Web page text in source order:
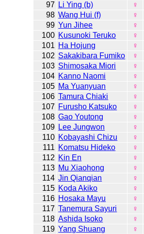
97
Li Ying (b) ♀
98 Wang Hui (f) ♀
99 Yun Jihee ♀
100 Kusunoki Teruko ♀
101 Ha Hojung ♀
102 Sakakibara Fumiko ♀
103 Shimosaka Miori ♀
104 Kanno Naomi ♀
105 Ma Yuanyuan ♀
106 Tamura Chiaki ♀
107 Furusho Katsuko ♀
108 Gao Youtong ♀
109 Lee Jungwon ♀
110 Kobayashi Chizu ♀
111 Komatsu Hideko ♀
112 Kin En ♀
113 Mu Xiaohong ♀
114 Jin Qianqian ♀
115 Koda Akiko ♀
116 Hosaka Mayu ♀
117 Tanemura Sayuri ♀
118 Ashida Isoko ♀
119 Yang Shuang ♀